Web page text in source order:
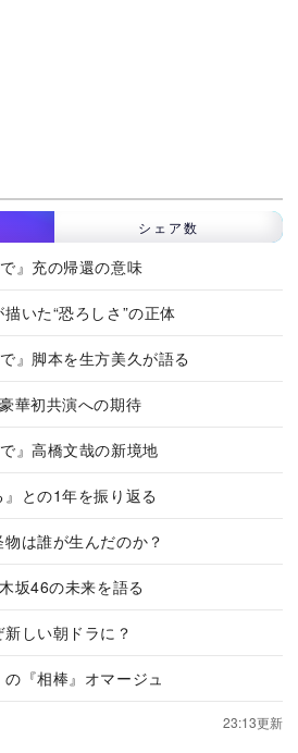
シェア数
』充の帰還の意味
描いた“恐ろしさ”の正体
』脚本を生方美久が語る
華初共演への期待
』高橋文哉の新境地
との1年を振り返る
物は誰が生んだのか？
坂46の未来を語る
新しい朝ドラに？
『相棒』オマージュ
23:13更新